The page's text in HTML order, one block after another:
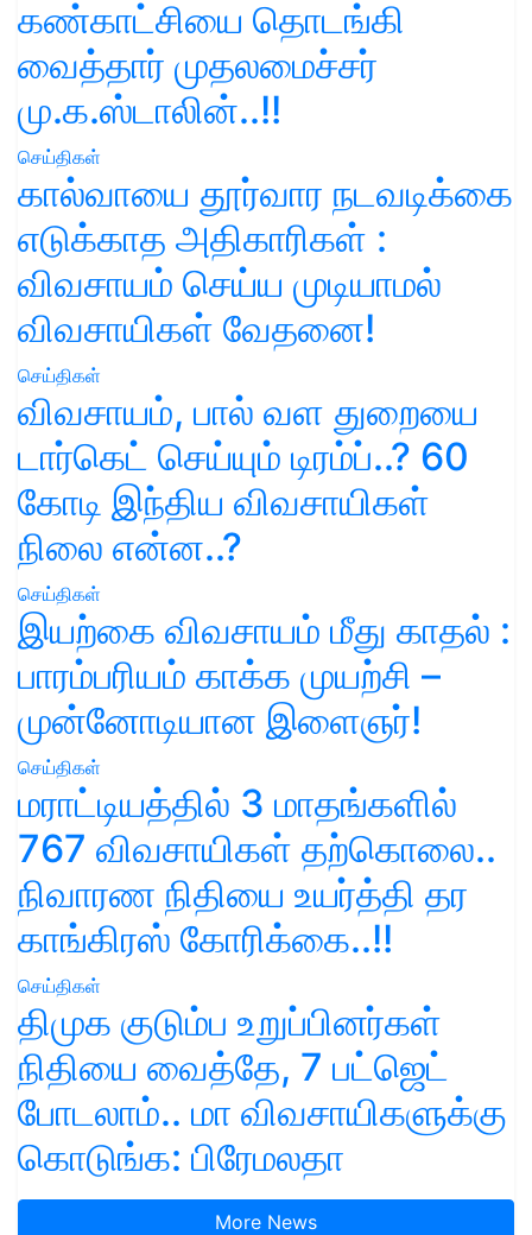
கண்காட்சியை தொடங்கி
வைத்தார் முதலமைச்சர்
மு.க.ஸ்டாலின்..!!
செய்திகள்
கால்வாயை தூர்வார நடவடிக்கை
எடுக்காத அதிகாரிகள் :
விவசாயம் செய்ய முடியாமல்
விவசாயிகள் வேதனை!
செய்திகள்
விவசாயம், பால் வள துறையை
டார்கெட் செய்யும் டிரம்ப்..? 60
கோடி இந்திய விவசாயிகள்
நிலை என்ன..?
செய்திகள்
இயற்கை விவசாயம் மீது காதல் :
பாரம்பரியம் காக்க முயற்சி –
முன்னோடியான இளைஞர்!
செய்திகள்
மராட்டியத்தில் 3 மாதங்களில்
767 விவசாயிகள் தற்கொலை..
நிவாரண நிதியை உயர்த்தி தர
காங்கிரஸ் கோரிக்கை..!!
செய்திகள்
திமுக குடும்ப உறுப்பினர்கள்
நிதியை வைத்தே, 7 பட்ஜெட்
போடலாம்.. மா விவசாயிகளுக்கு
கொடுங்க: பிரேமலதா
More News